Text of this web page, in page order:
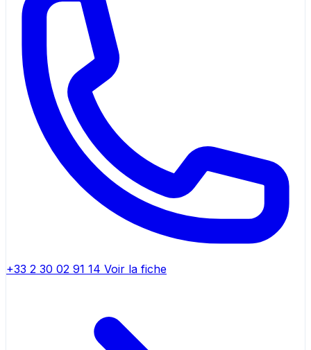
+33 2 30 02 91 14 Voir la fiche